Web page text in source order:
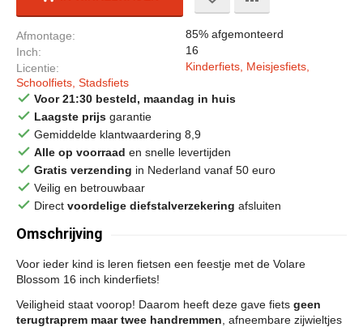
Afmontage
85% afgemonteerd
Inch
16
Licentie
Kinderfiets, Meisjesfiets,
Schoolfiets, Stadsfiets
done Voor 21:30 besteld, maandag in huis
done Laagste prijs garantie
done Gemiddelde klantwaardering 8,9
done Alle op voorraad en snelle levertijden
done Gratis verzending in Nederland vanaf 50 euro
done Veilig en betrouwbaar
done Direct voordelige diefstalverzekering afsluiten
Omschrijving
Voor ieder kind is leren fietsen een feestje met de Volare
Blossom 16 inch kinderfiets!
Veiligheid staat voorop! Daarom heeft deze gave fiets geen
terugtraprem maar twee handremmen , afneembare zijwieltjes